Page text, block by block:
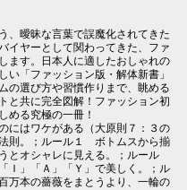
、曖昧な言葉で誤魔化されてきた
イヤーとして関わってきた、ファ
ます。日本人に適したおしゃれの
「ファッション版・解体新書」
の選び方や習慣作りまで、眺める
と共に完全図解！ファッション初
める究極の一冊！
はワケがある（大原則７：３の
則。；ルール１ ボトムスから揃
とオシャレに見える。；ルール
」「Ａ」「Ｙ」で美しく。；ル
本の薔薇をまとうより、一輪の